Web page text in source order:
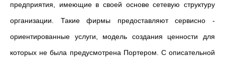
предприятия, имеющие в своей основе сетевую структуру
организации. Такие фирмы предоставляют сервисно -
ориентированные услуги, модель создания ценности для
которых не была предусмотрена Портером. С описательной